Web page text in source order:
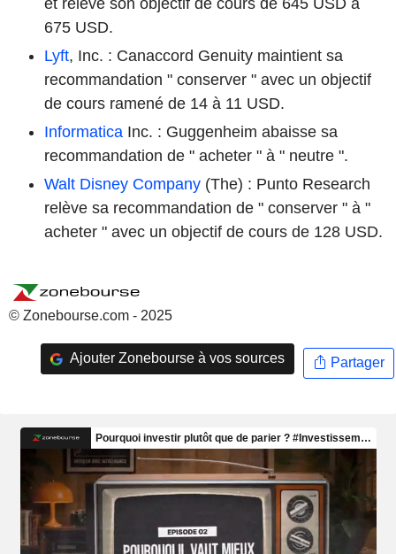
675 USD.
Lyft, Inc. : Canaccord Genuity maintient sa
recommandation " conserver " avec un objectif
de cours ramené de 14 à 11 USD.
Informatica Inc. : Guggenheim abaisse sa
recommandation de " acheter " à " neutre ".
Walt Disney Company (The) : Punto Research
relève sa recommandation de " conserver " à "
acheter " avec un objectif de cours de 128 USD.
© Zonebourse.com - 2025
Ajouter Zonebourse à vos sources Partager